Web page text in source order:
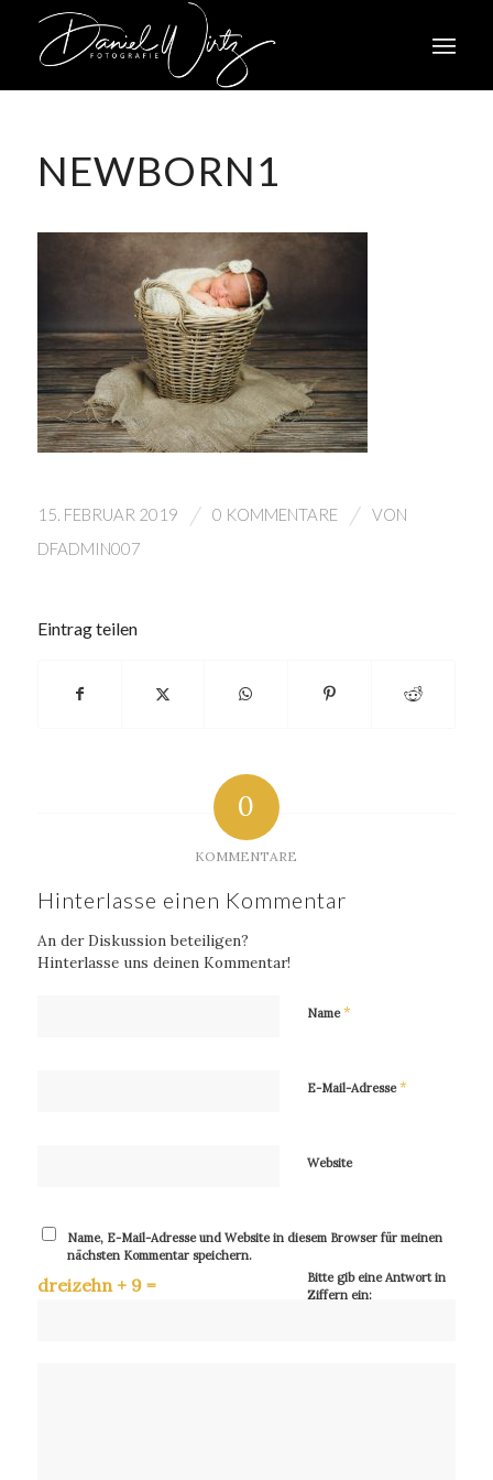
NEWBORN1
15. FEBRUAR 2019 / 0 KOMMENTARE / VON
DFADMIN007
Eintrag teilen
0
KOMMENTARE
Hinterlasse einen Kommentar
An der Diskussion beteiligen?
Hinterlasse uns deinen Kommentar!
Name*
E-Mail-Adresse*
Website
Name, E-Mail-Adresse und Website in diesem Browser für meinen
nächsten Kommentar speichern.
Bitte gib eine Antwort in
Ziffern ein:
dreizehn + 9 =